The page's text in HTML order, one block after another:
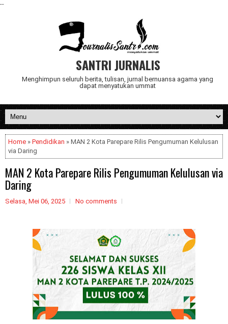
--
SANTRI JURNALIS
Menghimpun seluruh berita, tulisan, jurnal bernuansa agama yang
dapat menyatukan ummat
Home » Pendidikan » MAN 2 Kota Parepare Rilis Pengumuman Kelulusan
via Daring
MAN 2 Kota Parepare Rilis Pengumuman Kelulusan via
Daring
Selasa, Mei 06, 2025 No comments